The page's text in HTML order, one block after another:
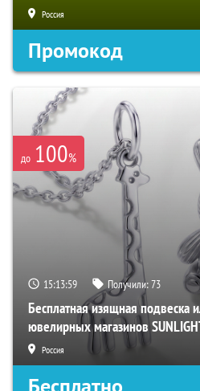
Россия
Промокод
до 100%
15:13:58 Получили:73
Бесплатная изящная подвеска
ювелирных магазинов
Россия